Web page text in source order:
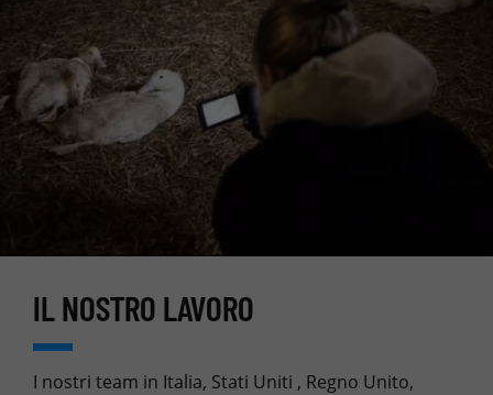
IL NOSTRO LAVORO
I nostri team in Italia, Stati Uniti , Regno Unito,